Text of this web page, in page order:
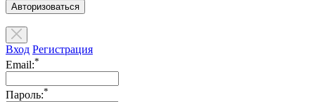
Авторизоваться
Вход Регистрация
Email:*
Пароль:*